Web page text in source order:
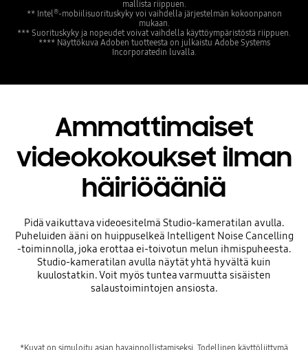
mallista riippuen.
** Intel®-mobiilisuorituskyky voi vaihdella järjestelmän kokoonpanon
mukaan.
*** Suorituskyky ja nopeudet voivat vaihdella käyttöympäristöstä riippuen.
**** Näyttökuva Adoben tuotteesta on julkaistu Adobe Systems
Incorporatedin luvalla.
Ammattimaiset
videokokoukset ilman
häiriöääniä
Pidä vaikuttava videoesitelmä Studio-kameratilan avulla.
Puheluiden ääni on huippuselkeä Intelligent Noise Cancelling
-toiminnolla, joka erottaa ei-toivotun melun ihmispuheesta.
Studio-kameratilan avulla näytät yhtä hyvältä kuin
kuulostatkin. Voit myös tuntea varmuutta sisäisten
salaustoimintojen ansiosta.
*Kuvat on simuloitu asian havainnollistamiseksi. Todellinen käyttöliittymä